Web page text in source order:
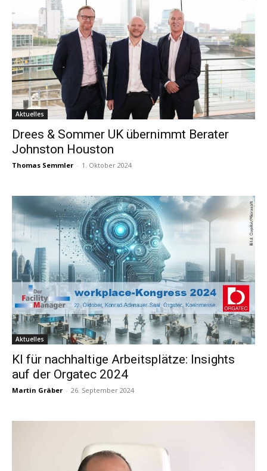
Aktuelles
Drees & Sommer UK übernimmt Berater
Johnston Houston
Thomas Semmler - 1. Oktober 2024
Aktuelles
KI für nachhaltige Arbeitsplätze: Insights
auf der Orgatec 2024
Martin Gräber - 26. September 2024